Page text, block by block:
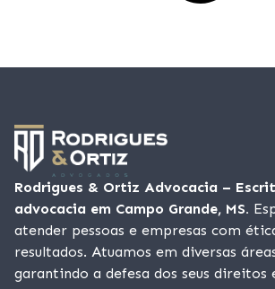
Rodrigues & Ortiz Advocacia –
advocacia em Campo Grande, MS.
atender pessoas e empresas com
resultados. Atuamos em diversas
garantindo a defesa dos seus direitos